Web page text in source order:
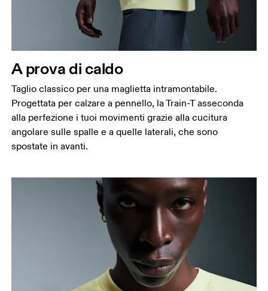
A prova di caldo
Taglio classico per una maglietta intramontabile.
Progettata per calzare a pennello, la Train-T asseconda
alla perfezione i tuoi movimenti grazie alla cucitura
angolare sulle spalle e a quelle laterali, che sono
spostate in avanti.